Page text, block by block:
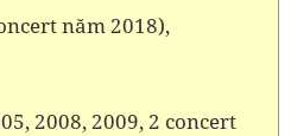
năm 2018),
2008, 2009, 2 concert